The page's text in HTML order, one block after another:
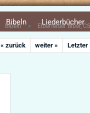
Bibeln Liederbücher
Bibeln » Elberfelder Bibel,
« zurück weiter » Letzter